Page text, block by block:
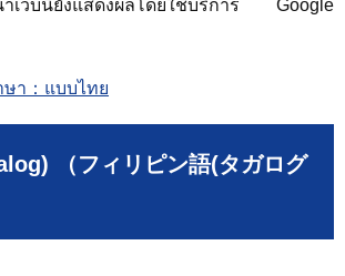
ว็บนี้ยังแสดงผลโดยใช้บริการ Google
า：แบบไทย
（フィリピン語(タガログ